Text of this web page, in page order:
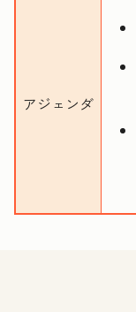
アジェンダ